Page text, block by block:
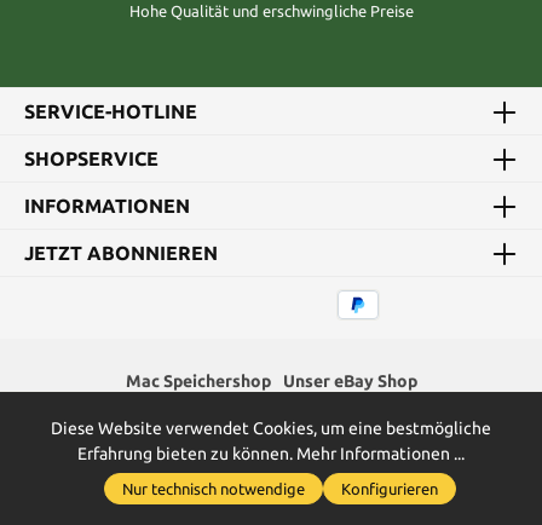
Hohe Qualität und erschwingliche Preise
SERVICE-HOTLINE
SHOPSERVICE
INFORMATIONEN
JETZT ABONNIEREN
Mac Speichershop Unser eBay Shop
* Alle Preise inkl. gesetzl. Mehrwertsteuer zzgl. Versandkosten
ggf. Nachnahmegebühren, wenn nicht anders angegeben.
2026Green Memory
Diese Website verwendet Cookies, um eine bestmögliche
Erfahrung bieten zu können. Mehr Informationen ...
Nur technisch notwendige Konfigurieren